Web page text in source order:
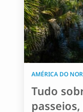
AMÉRICA DO
Tudo